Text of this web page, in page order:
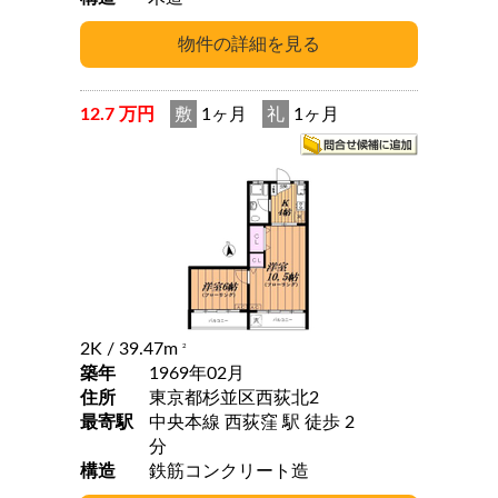
12.7 万円 敷 1ヶ月 礼 1ヶ月
2K / 39.47m 2
築年
1969年02月
住所
東京都杉並区西荻北2
最寄駅
中央本線 西荻窪 駅 徒歩 2
分
構造
鉄筋コンクリート造